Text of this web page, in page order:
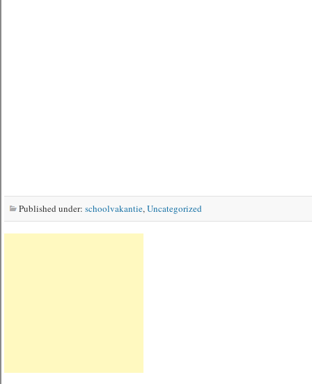
Published under: schoolvakantie,Uncategorized